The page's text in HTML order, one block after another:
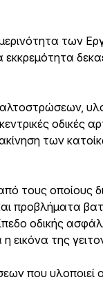
των
οδικές
των
τους οποίους
προβλήματα
οδικής
της
που υλοποιεί